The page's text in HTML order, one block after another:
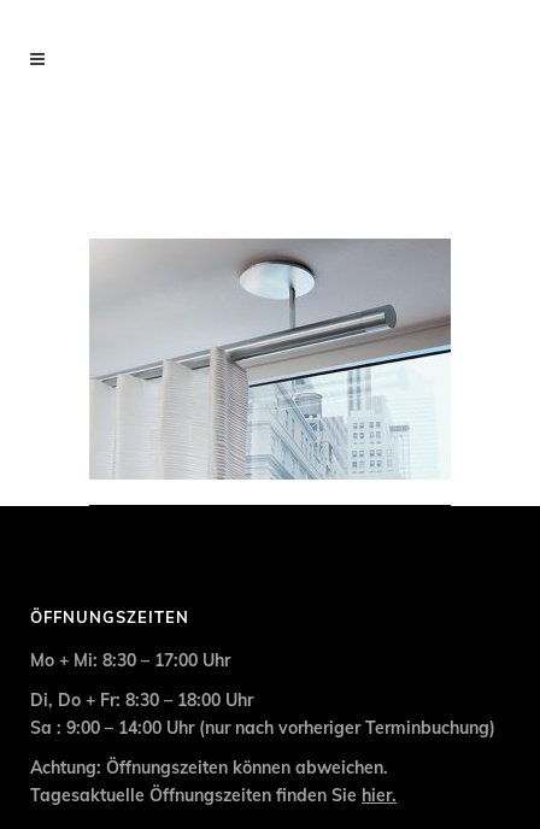
ÖFFNUNGSZEITEN
Mo + Mi: 8:30 – 17:00 Uhr
Di, Do + Fr: 8:30 – 18:00 Uhr
Sa : 9:00 – 14:00 Uhr (nur nach vorherigerTerminbuchung)
Achtung: Öffnungszeiten können abweichen.
Tagesaktuelle Öffnungszeiten finden Sie hier.